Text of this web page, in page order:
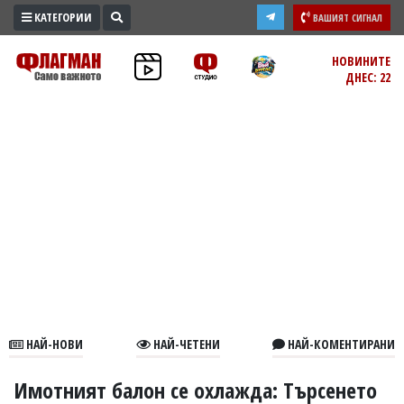
ПРОМО
ЗОНА
В
КАТЕГОРИИ ВАШИЯТ СИГНАЛ
НОВИНИТЕ
ДНЕС: 22
НАЙ-НОВИ НАЙ-ЧЕТЕНИ НАЙ-КОМЕНТИРАНИ
Имотният балон се охлажда: Търсенето